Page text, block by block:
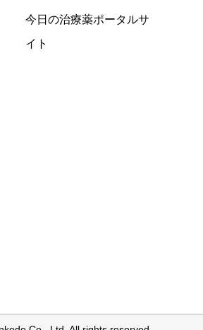
今日の治療薬ポータルサ
イト